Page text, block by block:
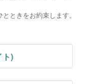
ときをお約束します。
ト)